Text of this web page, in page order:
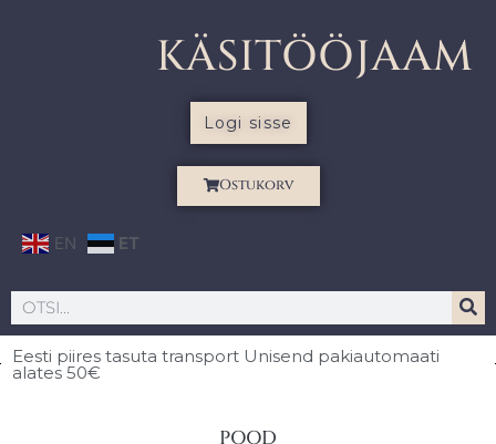
KÄSITÖÖJAAM
Logi sisse
Ostukorv
EN ET
Eesti piires tasuta transport Unisend pakiautomaati
alates 50€
POOD